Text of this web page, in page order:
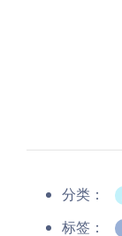
分类：
标签：